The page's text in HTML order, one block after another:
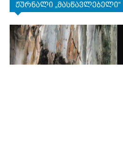
ჟურნალი „მასწავლებელი“